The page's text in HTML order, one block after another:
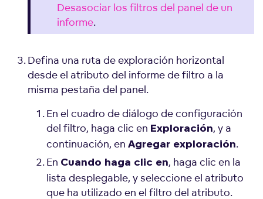
Desasociar los filtros del panel de un
informe.
Defina una ruta de exploración horizontal
desde el atributo del informe de filtro a la
misma pestaña del panel.
En el cuadro de diálogo de configuración
del filtro, haga clic en Exploración, y a
continuación, en Agregar exploración.
En Cuando haga clic en, haga clic en la
lista desplegable, y seleccione el atributo
que ha utilizado en el filtro del atributo.